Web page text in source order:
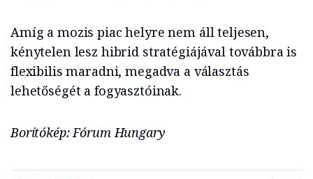
Amíg a mozis piac helyre nem áll teljesen,
kénytelen lesz hibrid stratégiájával továbbra is
flexibilis maradni, megadva a választás
lehetőségét a fogyasztóinak.
Borítókép: Fórum Hungary